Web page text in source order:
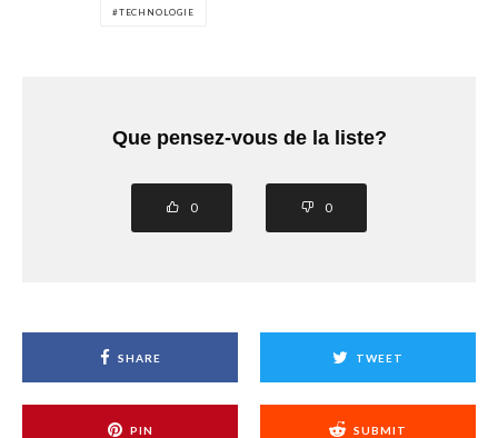
TECHNOLOGIE
Que pensez-vous de la liste?
0 0
SHARE TWEET
PIN SUBMIT